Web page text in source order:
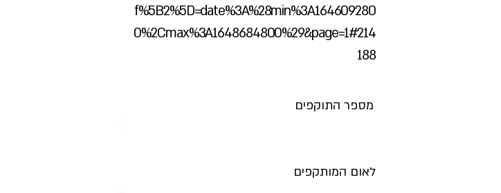
f%5B2%5D=date%3A%28min%3A164609280
0%2Cmax%3A1648684800%29&page=1#214
188
מספר התוקפים
לאום המותקפים